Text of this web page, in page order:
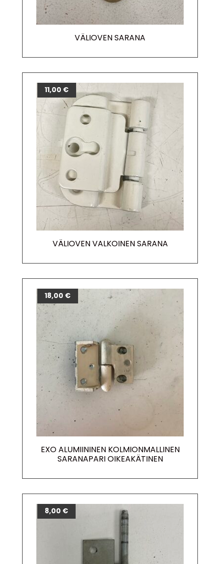
VÄLIOVEN SARANA
VÄLIOVEN VALKOINEN SARANA
11,00 €
EXO ALUMIININEN KOLMIONMALLINEN
SARANAPARI OIKEAKÄTINEN
18,00 €
8,00 €